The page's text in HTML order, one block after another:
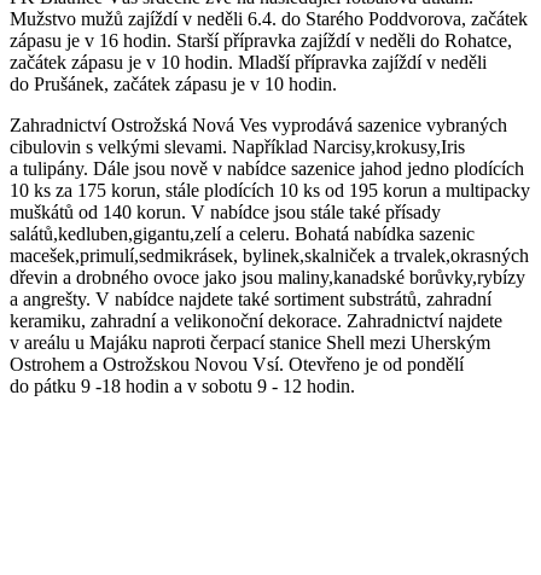
Mužstvo mužů zajíždí v neděli 6.4. do Starého Poddvorova, začátek
zápasu je v 16 hodin. Starší přípravka zajíždí v neděli do Rohatce,
začátek zápasu je v 10 hodin. Mladší přípravka zajíždí v neděli
do Prušánek, začátek zápasu je v 10 hodin.
Zahradnictví Ostrožská Nová Ves vyprodává sazenice vybraných
cibulovin s velkými slevami. Například Narcisy,krokusy,Iris
a tulipány. Dále jsou nově v nabídce sazenice jahod jedno plodících
10 ks za 175 korun, stále plodících 10 ks od 195 korun a multipacky
muškátů od 140 korun. V nabídce jsou stále také přísady
salátů,kedluben,gigantu,zelí a celeru. Bohatá nabídka sazenic
macešek,primulí,sedmikrásek, bylinek,skalniček a trvalek,okrasných
dřevin a drobného ovoce jako jsou maliny,kanadské borůvky,rybízy
a angrešty. V nabídce najdete také sortiment substrátů, zahradní
keramiku, zahradní a velikonoční dekorace. Zahradnictví najdete
v areálu u Majáku naproti čerpací stanice Shell mezi Uherským
Ostrohem a Ostrožskou Novou Vsí. Otevřeno je od pondělí
do pátku 9 -18 hodin a v sobotu 9 - 12 hodin.